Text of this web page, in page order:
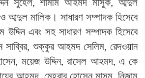
সুহেল, শামীম আহমদ মাসুক, আব্দুল
ও আব্দুল মালিক। সাধারণ সম্পাদক হিসেবে
উদ্দিন এবং সহ সাধারণ সম্পাদক হিসেবে
সাব্বির, শুক্কুর আহমদ সেলিম, রেদওয়ান
ময়েজ উদ্দিন, রাসেল আহমদ, এ কে